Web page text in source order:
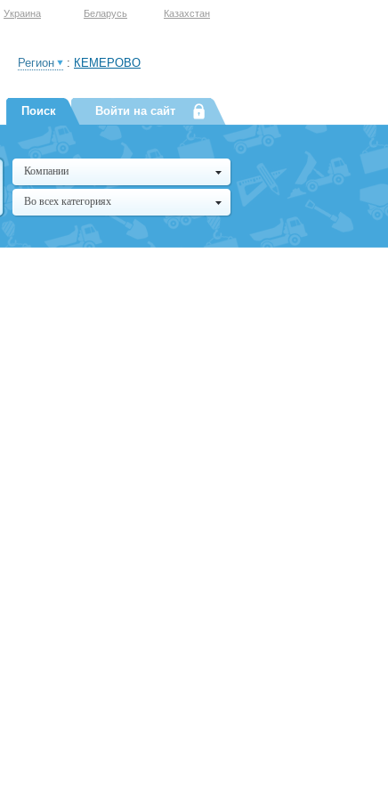
Украина Беларусь Казахстан
Регион : КЕМЕРОВО
Поиск Войти на сайт
Компании
Во всех категориях